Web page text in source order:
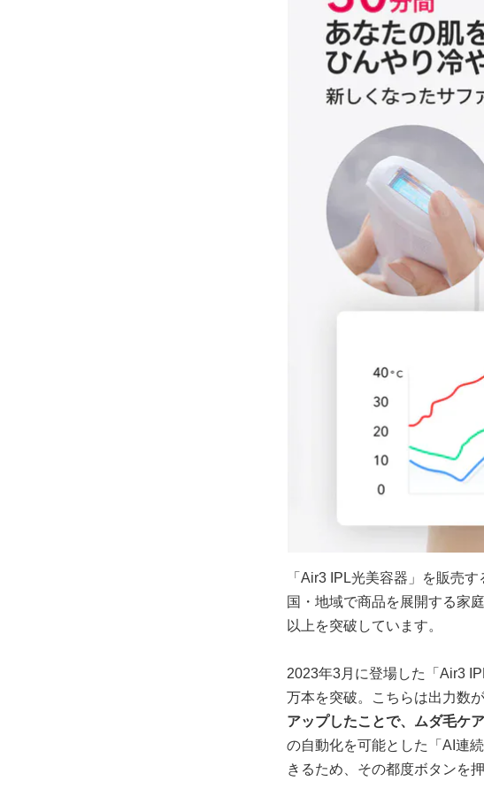
「Air3 IPL光美容器」を販売
国・地域で商品を展開する家
以上を突破しています。
2023年3月に登場した「Air3
万本を突破。こちらは出力数
アップしたことで、ムダ毛ケ
の自動化を可能とした「AI連
きるため、その都度ボタンを